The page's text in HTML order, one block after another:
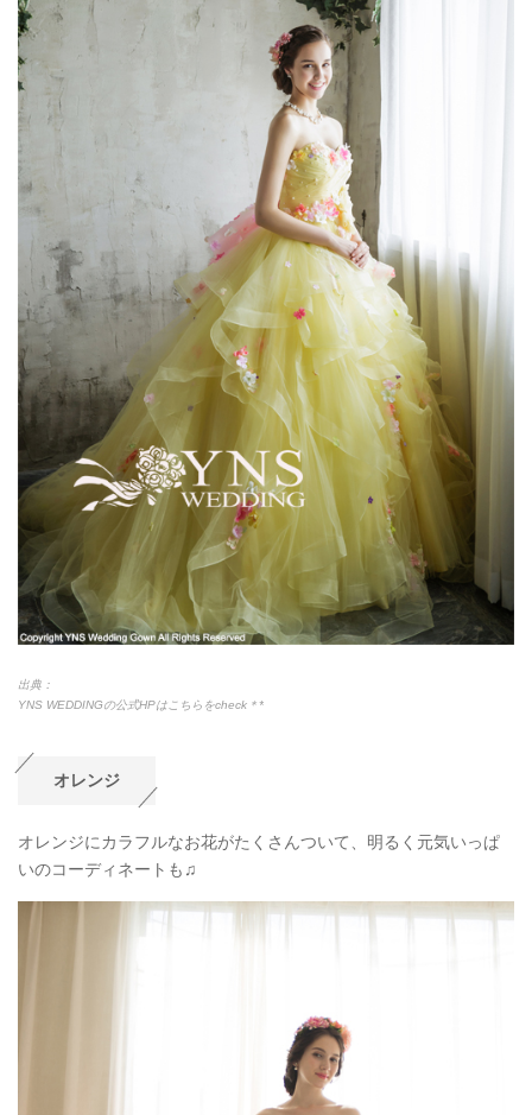
出典：
YNS WEDDINGの公式HPはこちらをcheck＊*
オレンジ
オレンジにカラフルなお花がたくさんついて、明るく元気いっぱ
いのコーディネートも♫